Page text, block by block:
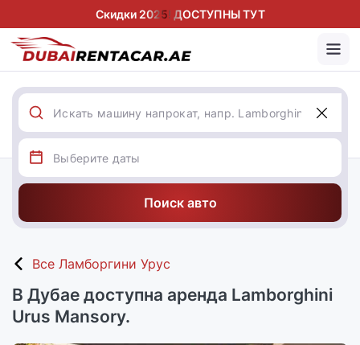
Скидки 2025! ДОСТУПНЫ ТУТ
Поиск авто
Все Ламборгини Урус
В Дубае доступна аренда Lamborghini
Urus Mansory.